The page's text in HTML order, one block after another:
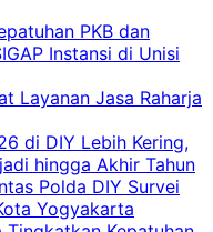
PKB dan
Instansi di Unisi
Layanan Jasa Raharja
di DIY Lebih Kering,
hingga Akhir Tahun
Polda DIY Survei
Yogyakarta